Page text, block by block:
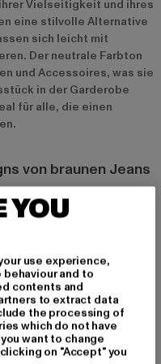
Vielseitigkeit und ihres
eine stilvolle Alternative
sich leicht mit
Der neutrale Farbton
und Accessoires, was sie
in der Garderobe
für alle, die einen
von braunen Jeans
Fit Modelle
Fit Modelle sind die
Slim Fit Jeans
und somit mehr
sind ideal für den Alltag
etwas schicker stylen.
YOU
use experience,
and to
contents and
to extract data
the processing of
which do not have
want to change
on "Accept" you